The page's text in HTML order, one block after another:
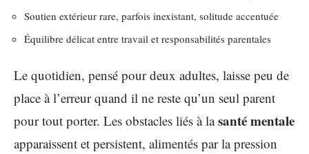
Soutien extérieur rare, parfois inexistant, solitude accentuée
Équilibre délicat entre travail et responsabilités parentales
Le quotidien, pensé pour deux adultes, laisse peu de
place à l’erreur quand il ne reste qu’un seul parent
pour tout porter. Les obstacles liés à lasanté mentale
apparaissent et persistent, alimentés par la pression